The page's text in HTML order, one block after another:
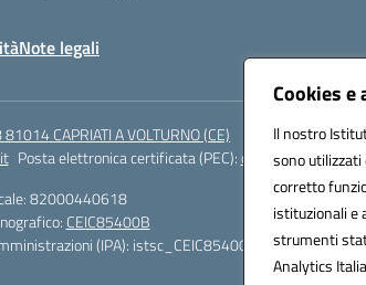
Cookies
Il nostro
sono
corretto
istituzionali e
strumenti
Analytics
Note legali
81014 CAPRIATI A VOLTURNO (CE)
Posta elettronica certificata (PEC):
82000440618
CEIC85400B
(IPA): istsc_CEIC85400B